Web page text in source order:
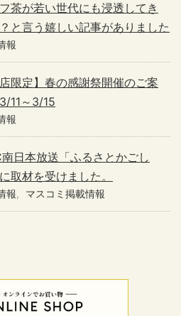
茶が若い世代にも浸透してき
と言う嬉しい記事がありました
報
店限定】春の感謝祭開催のご案
11～3/15
報
日本放送「ふるさとかごし
取材を受けました。
報 マスコミ掲載情報